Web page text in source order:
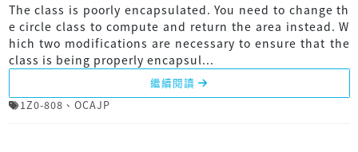
The class is poorly encapsulated. You need to change th
e circle class to compute and return the area instead. W
hich two modifications are necessary to ensure that the
class is being properly encapsul...
繼續閱讀
1Z0-808 、 OCAJP